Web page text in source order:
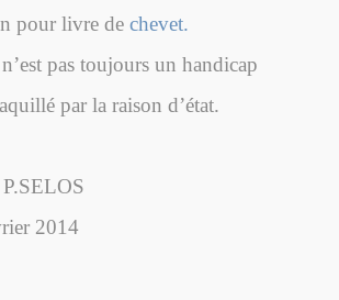
pour livre de chevet.
pas toujours un handicap
par la raison d’état.
2014